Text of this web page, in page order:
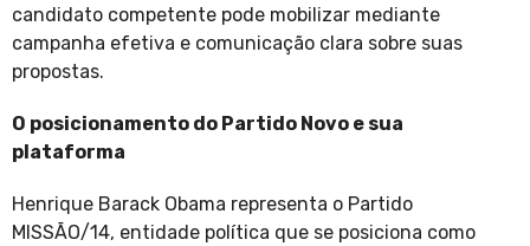
candidato competente pode mobilizar mediante
campanha efetiva e comunicação clara sobre suas
propostas.
O posicionamento do Partido Novo e sua
plataforma
Henrique Barack Obama representa o Partido
MISSÃO/14, entidade política que se posiciona como